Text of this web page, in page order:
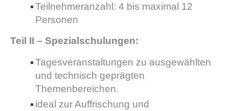
Teilnehmeranzahl: 4 bis maximal 12
Personen
Teil II – Spezialschulungen:
Tagesveranstaltungen zu ausgewählten
und technisch geprägten
Themenbereichen.
ideal zur Auffrischung und